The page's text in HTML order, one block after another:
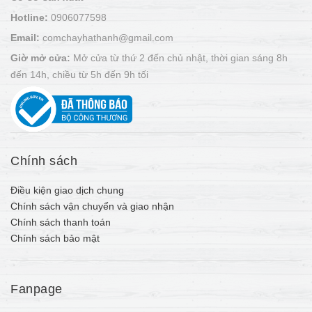
Hotline: 0906077598
Email: comchayhathanh@gmail.com
Giờ mở cửa: Mở cửa từ thứ 2 đến chủ nhật, thời gian sáng 8h
đến 14h, chiều từ 5h đến 9h tối
Chính sách
Điều kiện giao dịch chung
Chính sách vận chuyển và giao nhận
Chính sách thanh toán
Chính sách bảo mật
Fanpage